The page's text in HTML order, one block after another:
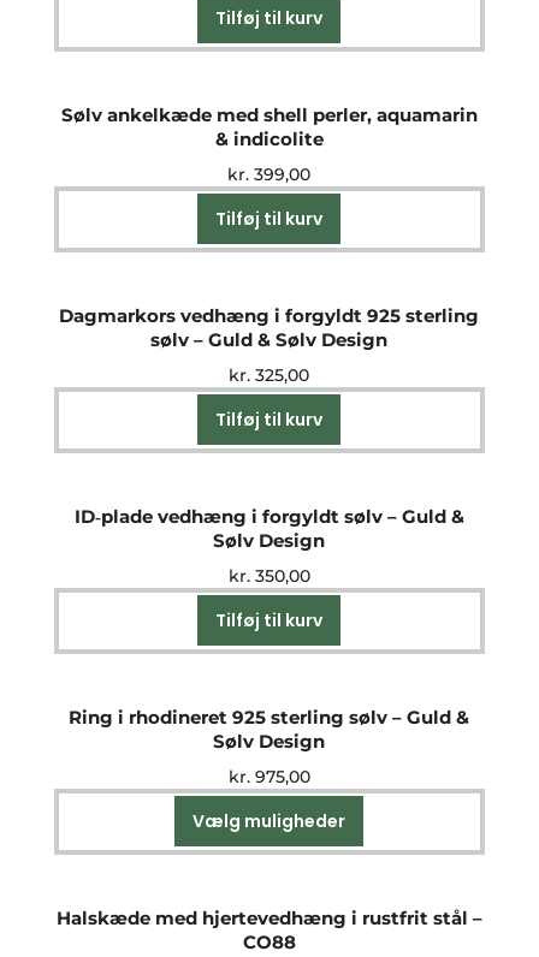
Tilføj til kurv
Sølv ankelkæde med shell perler, aquamarin
& indicolite
kr. 399,00
Tilføj til kurv
Dagmarkors vedhæng i forgyldt 925 sterling
sølv – Guld & Sølv Design
kr. 325,00
Tilføj til kurv
ID‑plade vedhæng i forgyldt sølv – Guld &
Sølv Design
kr.350,00
Tilføj til kurv
Ring i rhodineret 925 sterling sølv – Guld &
Sølv Design
kr.975,00
Vælg muligheder
vare
varianter.
Halskæde med hjertevedhæng i rustfrit stål –
CO88